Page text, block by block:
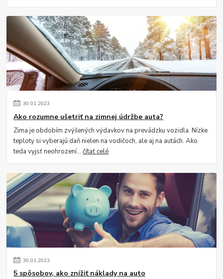
30.01.2023
Ako rozumne ušetriť na zimnej údržbe auta?
Zima je obdobím zvýšených výdavkov na prevádzku vozidla. Nízke
teploty si vyberajú daň nielen na vodičoch, ale aj na autách. Ako
teda vyjsť neohrození...čítať celé
30.01.2023
5 spôsobov, ako znížiť náklady na auto